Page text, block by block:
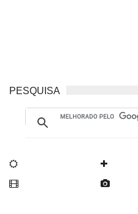
PESQUISA